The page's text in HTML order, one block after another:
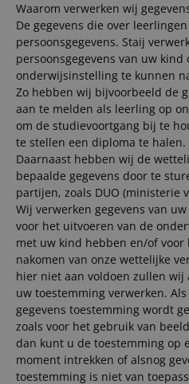
Waarom verwerken wij
De gegevens die over
persoonsgegevens. Staij
persoonsgegevens van uw
onderwijsinstelling te kunnen
Zo hebben wij bijvoorbeeld de
aan te melden als leerling op
om de studievoortgang bij te
te stellen een diploma te halen.
Daarnaast hebben wij de
bepaalde gegevens door te
partijen, zoals DUO (ministerie
Wij verwerken gegevens van
voor het uitvoeren van de
met uw kind hebben en/of voor
nakomen van onze wettelijke
hier niet aan voldoen zullen wij
uw toestemming verwerken.
gegevens toestemming wordt
zoals voor het gebruik van
dan kunt u de toestemming op
moment intrekken of alsnog
toestemming is niet van